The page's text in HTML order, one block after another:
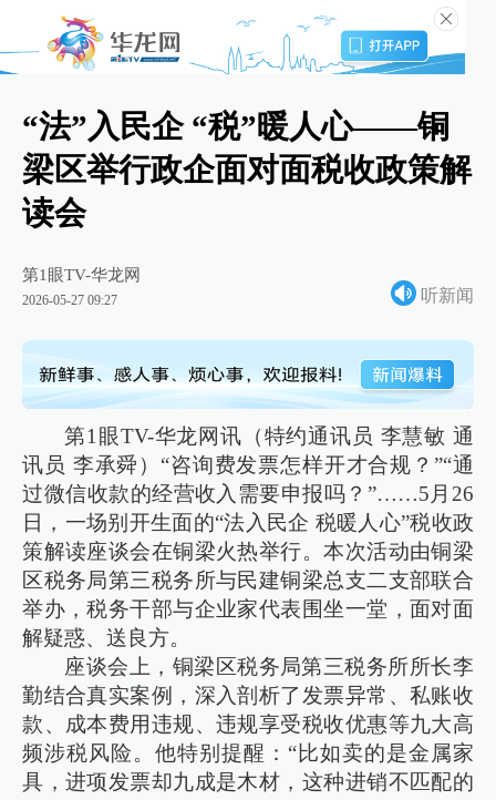
“法”入民企 “税”暖人心——铜
梁区举行政企面对面税收政策解
读会
第1眼TV-华龙网
2026-05-27 09:27 听新闻
第1眼TV-华龙网讯（特约通讯员 李慧敏 通
讯员 李承舜）“咨询费发票怎样开才合规？”“通
过微信收款的经营收入需要申报吗？”……5月26
日，一场别开生面的“法入民企 税暖人心”税收政
策解读座谈会在铜梁火热举行。本次活动由铜梁
区税务局第三税务所与民建铜梁总支二支部联合
举办，税务干部与企业家代表围坐一堂，面对面
解疑惑、送良方。
座谈会上，铜梁区税务局第三税务所所长李
勤结合真实案例，深入剖析了发票异常、私账收
款、成本费用违规、违规享受税收优惠等九大高
频涉税风险。他特别提醒：“比如卖的是金属家
具，进项发票却九成是木材，这种进销不匹配的